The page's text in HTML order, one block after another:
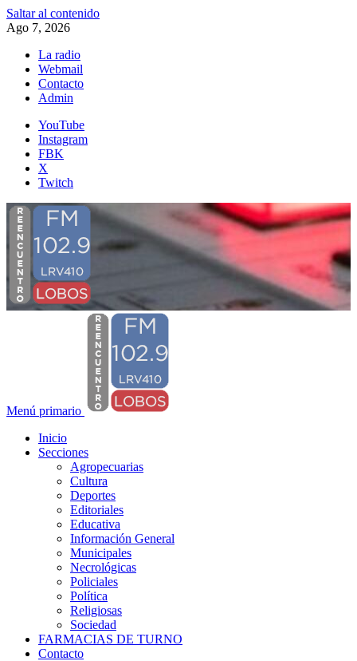
Saltar al contenido
Ago 7, 2026
La radio
Webmail
Contacto
Admin
YouTube
Instagram
FBK
X
Twitch
Menú primario
Inicio
Secciones
Agropecuarias
Cultura
Deportes
Editoriales
Educativa
Información General
Municipales
Necrológicas
Policiales
Política
Religiosas
Sociedad
FARMACIAS DE TURNO
Contacto